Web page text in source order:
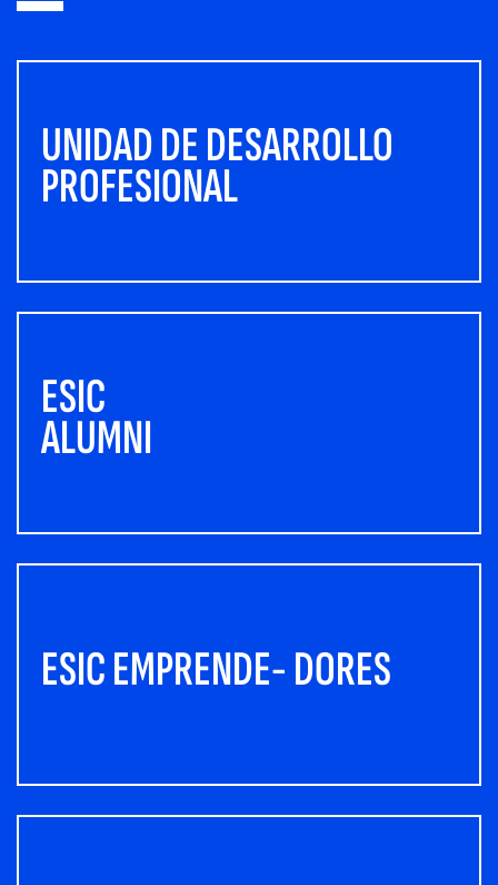
UNIDAD DE DESARROLLO
PROFESIONAL
ESIC
ALUMNI
ESIC EMPRENDE- DORES